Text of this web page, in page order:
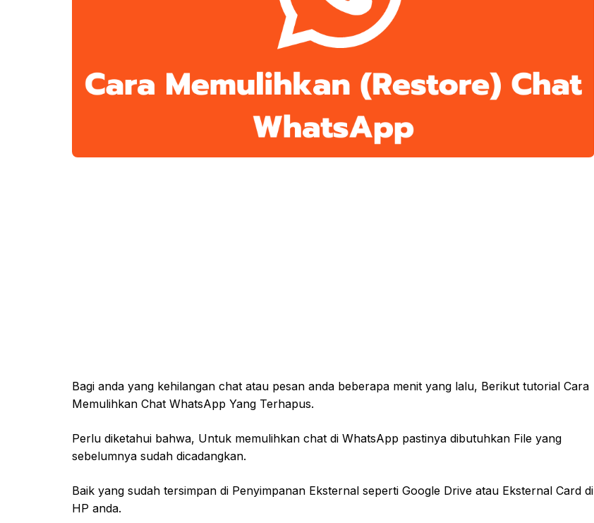
Bagi anda yang kehilangan chat atau pesan anda beberapa menit yang lalu, Berikut tutorial Cara
Memulihkan Chat WhatsApp Yang Terhapus.
Perlu diketahui bahwa, Untuk memulihkan chat di WhatsApp pastinya dibutuhkan File yang
sebelumnya sudah dicadangkan.
Baik yang sudah tersimpan di Penyimpanan Eksternal seperti Google Drive atau Eksternal Card di
HP anda.